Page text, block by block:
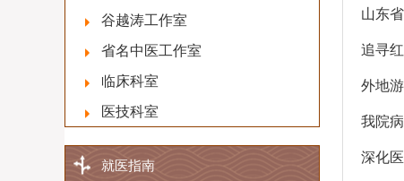
谷越涛工作室
省名中医工作室
临床科室
医技科室
就医指南
山东
追寻
外地
我院
深化